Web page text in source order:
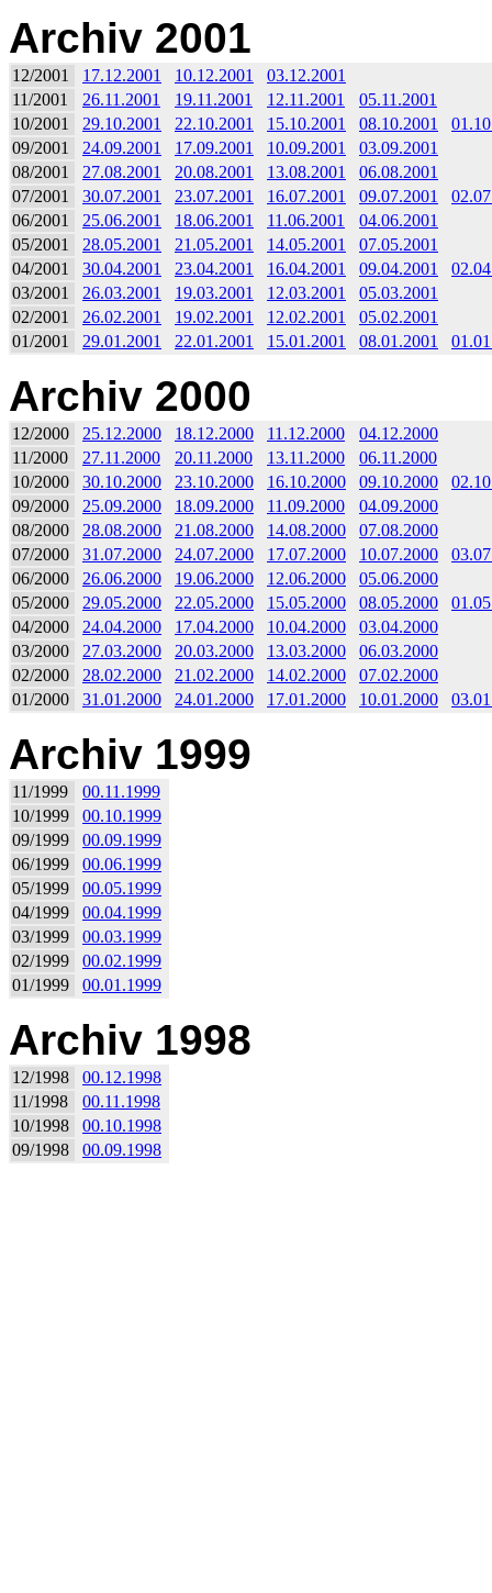
Archiv 2001
12/2001 17.12.2001 10.12.2001
03.12.2001
11/2001
26.11.2001 19.11.2001 12.11.2001
05.11.2001
10/2001
29.10.2001 22.10.2001 15.10.2001 08.10.2001
09/2001
24.09.2001 17.09.2001 10.09.2001
03.09.2001
08/2001
27.08.2001 20.08.2001 13.08.2001
06.08.2001
07/2001
30.07.2001 23.07.2001 16.07.2001 09.07.2001
06/2001
25.06.2001 18.06.2001 11.06.2001
04.06.2001
05/2001
28.05.2001 21.05.2001 14.05.2001
07.05.2001
04/2001
30.04.2001 23.04.2001 16.04.2001 09.04.2001
03/2001
26.03.2001 19.03.2001 12.03.2001
05.03.2001
02/2001
26.02.2001 19.02.2001 12.02.2001
05.02.2001
01/2001
29.01.2001 22.01.2001 15.01.2001 08.01.2001
Archiv 2000
12/2000 25.12.2000 18.12.2000 11.12.2000
04.12.2000
11/2000
27.11.2000 20.11.2000 13.11.2000
06.11.2000
10/2000
30.10.2000 23.10.2000 16.10.2000 09.10.2000
09/2000
25.09.2000 18.09.2000 11.09.2000
04.09.2000
08/2000
28.08.2000 21.08.2000 14.08.2000
07.08.2000
07/2000
31.07.2000 24.07.2000 17.07.2000 10.07.2000
06/2000
26.06.2000 19.06.2000 12.06.2000
05.06.2000
05/2000
29.05.2000 22.05.2000 15.05.2000 08.05.2000
04/2000
24.04.2000 17.04.2000 10.04.2000
03.04.2000
03/2000
27.03.2000 20.03.2000 13.03.2000
06.03.2000
02/2000
28.02.2000 21.02.2000 14.02.2000
07.02.2000
01/2000
31.01.2000 24.01.2000 17.01.2000 10.01.2000
Archiv 1999
11/1999
00.11.1999
10/1999
00.10.1999
09/1999
00.09.1999
06/1999
00.06.1999
05/1999
00.05.1999
04/1999
00.04.1999
03/1999
00.03.1999
02/1999
00.02.1999
01/1999
00.01.1999
Archiv 1998
12/1998
00.12.1998
11/1998
00.11.1998
10/1998
00.10.1998
09/1998
00.09.1998